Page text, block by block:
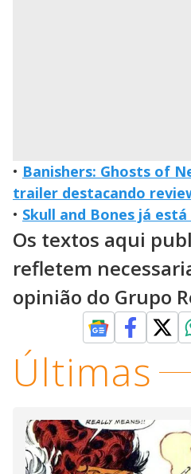
• Banishers: Ghosts of
trailer destacando
• Skull and Bones já
Os textos aqui
refletem
opinião do Grupo
Últimas